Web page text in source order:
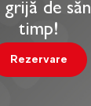
grijă de
timp!
Rezervare